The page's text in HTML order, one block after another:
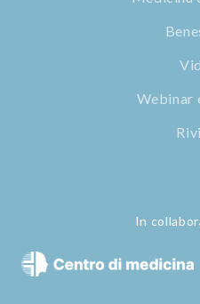
Webinar
In